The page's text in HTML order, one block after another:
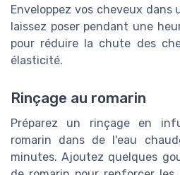
Enveloppez vos cheveux
laissez poser pendant une
pour réduire la chute des
élasticité.
Rinçage au romarin
Préparez un rinçage en
romarin dans de l'eau
minutes. Ajoutez quelques